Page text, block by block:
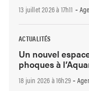
13 juillet 2026 à 17h11 -
ACTUALITÉS
Un nouvel
phoques à
18 juin 2026 à 16h29 -